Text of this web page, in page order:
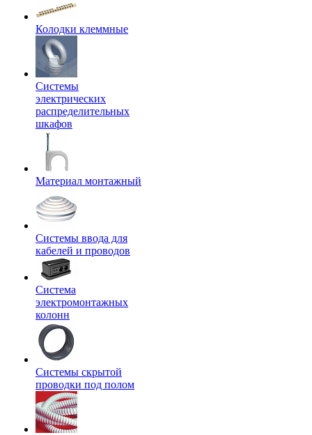
Колодки клеммные
Системы
электрических
распределительных
шкафов
Материал монтажный
Системы ввода для
кабелей и проводов
Система
электромонтажных
колонн
Системы скрытой
проводки под полом